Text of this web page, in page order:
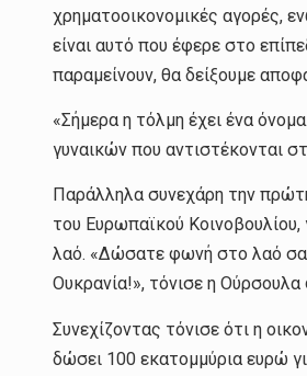
χρηματοοικονομικές αγορές,
είναι αυτό που έφερε στο
παραμείνουν, θα δείξουμε
«Σήμερα η τόλμη έχει ένα
γυναικών που αντιστέκονται
Παράλληλα συνεχάρη την
του Ευρωπαϊκού
λαό. «Δώσατε φωνή στο λαό
Ουκρανία!», τόνισε η Ούρσουλα
Συνεχίζοντας τόνισε ότι η
δώσει 100 εκατομμύρια ευρώ